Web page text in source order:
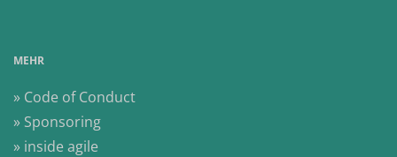
MEHR
» Code of Conduct
» Sponsoring
» inside agile